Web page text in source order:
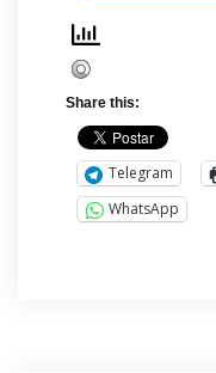
Share this:
Telegram
WhatsApp